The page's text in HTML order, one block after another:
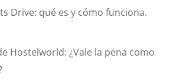
Drive: qué es y cómo funciona.
Hostelworld: ¿Vale la pena como